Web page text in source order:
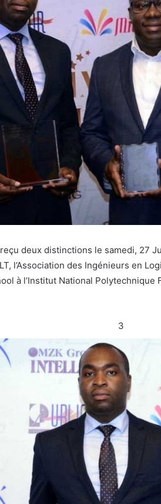
deux distinctions le samedi, 27
l’Association des Ingénieurs en
à l’Institut National Polytechnique
3